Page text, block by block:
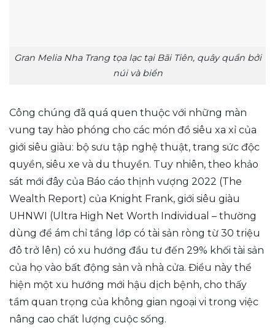
Gran Melia Nha Trang tọa lạc tại Bãi Tiên, quây quần bởi
núi và biển
Công chúng đã quá quen thuộc với những màn
vung tay hào phóng cho các món đồ siêu xa xỉ của
giới siêu giàu: bộ sưu tập nghệ thuật, trang sức độc
quyền, siêu xe và du thuyền. Tuy nhiên, theo khảo
sát mới đây của Báo cáo thịnh vượng 2022 (The
Wealth Report) của Knight Frank, giới siêu giàu
UHNWI (Ultra High Net Worth Individual – thường
dùng để ám chỉ tầng lớp có tài sản ròng từ 30 triệu
đô trở lên) có xu hướng đầu tư đến 29% khối tài sản
của họ vào bất động sản và nhà cửa. Điều này thể
hiện một xu hướng mới hậu dịch bệnh, cho thấy
tầm quan trọng của không gian ngoại vi trong việc
nâng cao chất lượng cuộc sống.